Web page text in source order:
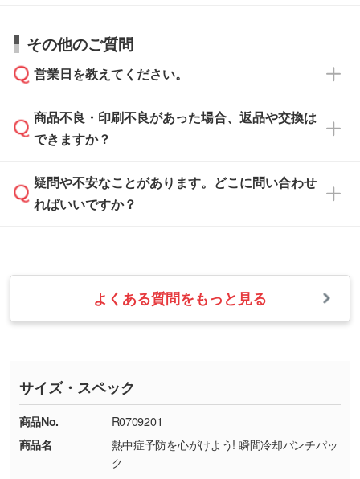
い合わせください。
なお、印刷用データの作り方に関する詳細は、
から添付してお送りください。
・解像度の低いデータをトレース/調整してほ
しい
解像度の低い画像や、手書きのイラスト、写真
などを、印刷に適したベクターデータに変換し
・フルカラーデータを1色に変換してほしい
・1色印刷でグラデーションや濃淡を表現した
い
す。→詳しく見る
・コーポレートカラーを使って印刷したい／印
刷色にこだわりがある
DIC・PANTONEなどのカラーチップの指定や、
相談いただきますと、担当スタッフがお客様の
ご希望や商品の本体色を確認し、印刷色をご提
本体色がブラック、ネイビーなど濃色の場合は
白色か淡い色の印刷色をおすすめしておりま
す。
本体色がナチュラルなど淡色の場合、印刷をく
っきりと目立たせたいときは濃い印刷色が、柔
らかい雰囲気にしたいときは淡い印刷色が映え
また、お選びいただいた印刷色が本体色に合わ
ない場合や仕上がりに影響しそうな場合は、ス
タッフから別の色をご案内することもございま
その他のご質問
営業日を教えてください。
営業日は平日の10:00～18:00で、土日祝日はお
休みとなります。注文・見積・お問い合わせ
速やかに対応いたします。
商品不良・印刷不良があった場合、返品や交換は
できますか？
お手数をお掛けいたしますが、至急担当スタッ
フまでご連絡ください。商品の状況を確認し、
・お届け時に商品が損傷・故障している場合
・ご注文と異なる商品が届いた場合
・印刷不良があった場合
※詳しくは「商品の良品基準について
ください。
【返品・交換ができない場合】
・お客様の元で商品を加工された場合、または
疑問や不安なことがあります。どこに問い合わせ
ればいいですか？
業日以内に担当スタッフよりメールにてご連絡
いたします。
お急ぎの場合はお電話でのご質問も受け付けて
TEL：0422-29-9911 営業時間10:00～
18:00(土日祝日除く)
お問い合わせフォームはこちら
よくある質問をもっと見る
サイズ・スペック
商品No.
R0709201
商品名
熱中症予防を心がけよう! 瞬間冷却パンチパッ
ク